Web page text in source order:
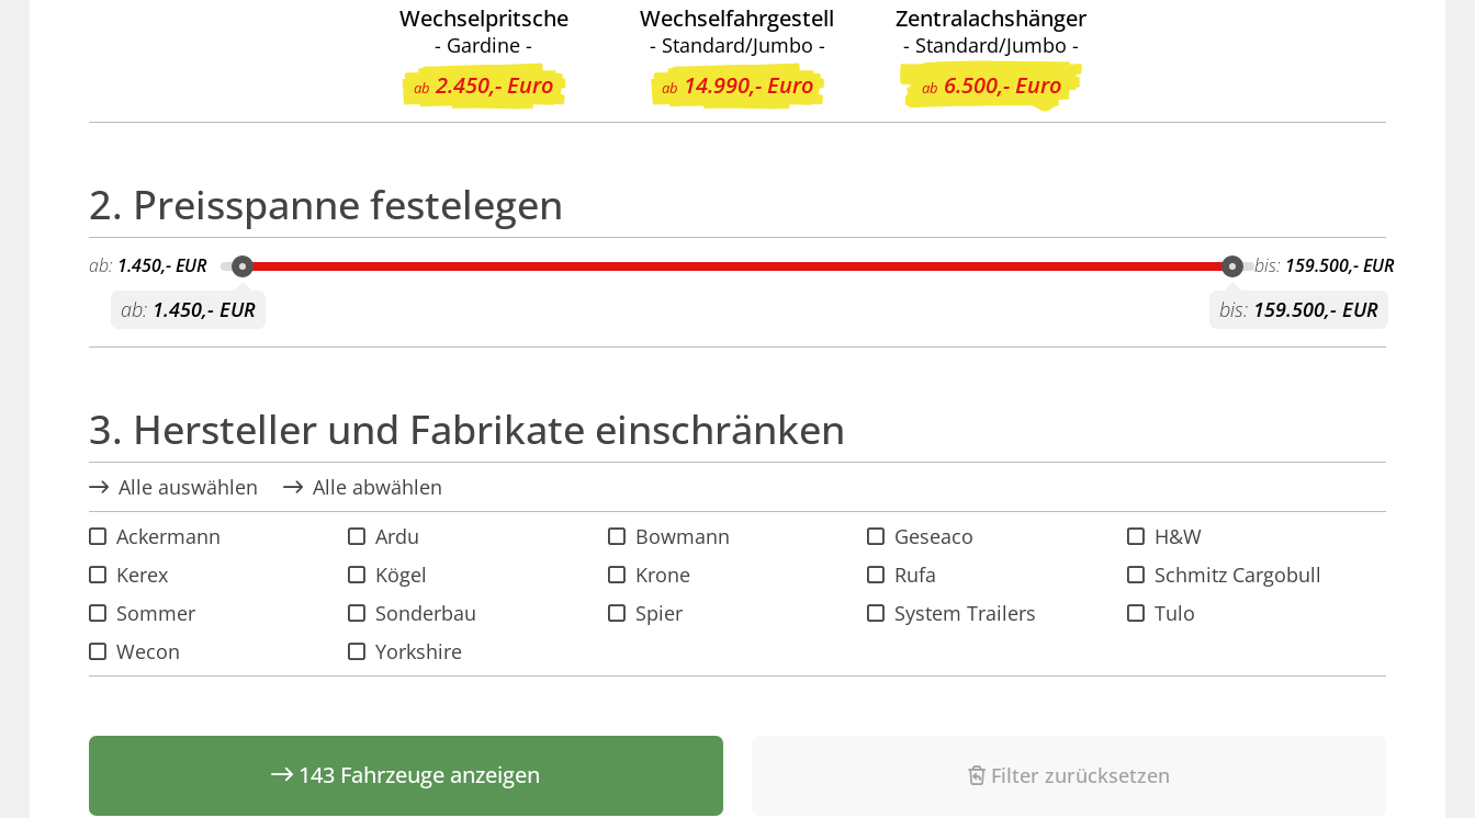
Wechselpritsche
- Gardine -
ab 2.450,- Euro
Wechselfahrgestell
- Standard/Jumbo -
ab 14.990,- Euro
Zentralachshänger
- Standard/Jumbo -
ab 6.500,- Euro
2. Preisspanne festelegen
ab: 1.450,- EUR bis: 159.500,- EUR
ab: 1.450,- EUR bis: 159.500,- EUR
3. Hersteller und Fabrikate einschränken
Alle auswählen
Alle abwählen
Ackermann
Ardu Bowmann Geseaco
H&W
Kerex
Kögel Krone Rufa
Schmitz Cargobull
Sommer
Sonderbau Spier System Trailers
Tulo
Wecon
Yorkshire
143 Fahrzeuge anzeigen Filter zurücksetzen